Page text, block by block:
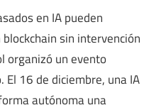
​​en IA pueden
sin intervención
organizó un evento
El 16 de diciembre, una IA
autónoma una